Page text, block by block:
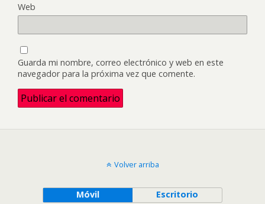
Web
Guarda mi nombre, correo electrónico y web en este
navegador para la próxima vez que comente.
Volver arriba
Móvil Escritorio